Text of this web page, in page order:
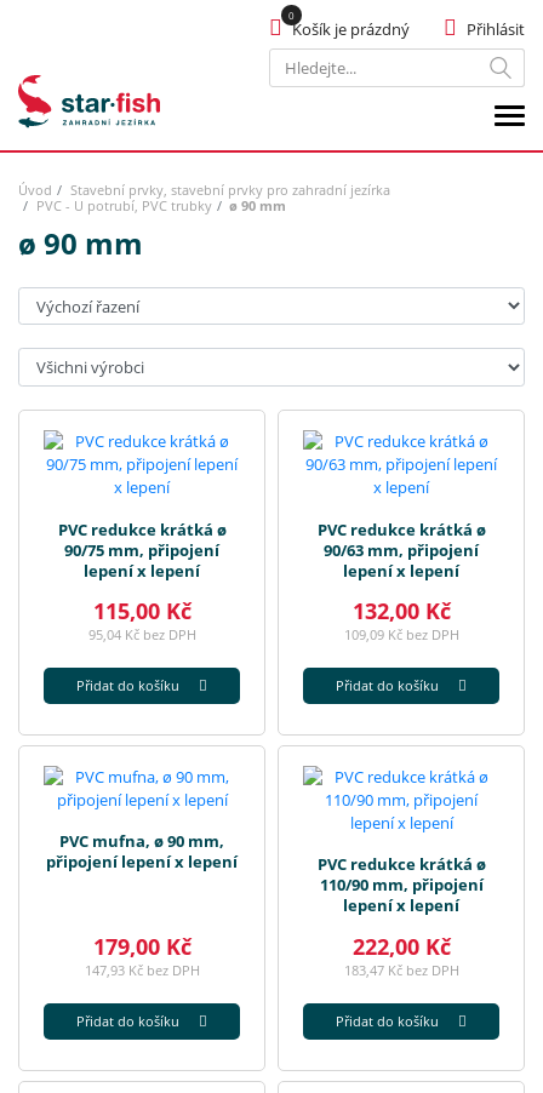
Hledat
Přihlásit
Košík je prázdný
Úvod
Stavební prvky, stavební prvky pro zahradní jezírka
PVC - U potrubí, PVC trubky
ø 90 mm
ø 90 mm
Seřadit:
Výrobci:
PVC redukce krátká ø
90/75 mm, připojení
lepení x lepení
115,00 Kč
95,04 Kč bez DPH
Přidat do košíku
PVC redukce krátká ø
90/63 mm, připojení
lepení x lepení
132,00 Kč
109,09 Kč bez DPH
Přidat do košíku
PVC mufna, ø 90 mm,
připojení lepení x lepení
179,00 Kč
147,93 Kč bez DPH
Přidat do košíku
PVC redukce krátká ø
110/90 mm, připojení
lepení x lepení
222,00 Kč
183,47 Kč bez DPH
Přidat do košíku